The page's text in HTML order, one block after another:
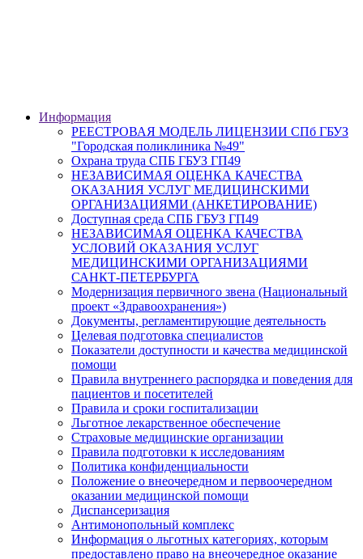
Информация
РЕЕСТРОВАЯ МОДЕЛЬ ЛИЦЕНЗИИ СПб ГБУЗ
"Городская поликлиника №49"
Охрана труда СПБ ГБУЗ ГП49
НЕЗАВИСИМАЯ ОЦЕНКА КАЧЕСТВА
ОКАЗАНИЯ УСЛУГ МЕДИЦИНСКИМИ
ОРГАНИЗАЦИЯМИ (АНКЕТИРОВАНИЕ)
Доступная среда СПБ ГБУЗ ГП49
НЕЗАВИСИМАЯ ОЦЕНКА КАЧЕСТВА
УСЛОВИЙ ОКАЗАНИЯ УСЛУГ
МЕДИЦИНСКИМИ ОРГАНИЗАЦИЯМИ
САНКТ-ПЕТЕРБУРГА
Модернизация первичного звена (Национальный
проект «Здравоохранения»)
Документы, регламентирующие деятельность
Целевая подготовка специалистов
Показатели доступности и качества медицинской
помощи
Правила внутреннего распорядка и поведения для
пациентов и посетителей
Правила и сроки госпитализации
Льготное лекарственное обеспечение
Страховые медицинские организации
Правила подготовки к исследованиям
Политика конфиденциальности
Положение о внеочередном и первоочередном
оказании медицинской помощи
Диспансеризация
Антимонопольный комплекс
Информация о льготных категориях, которым
предоставлено право на внеочередное оказание